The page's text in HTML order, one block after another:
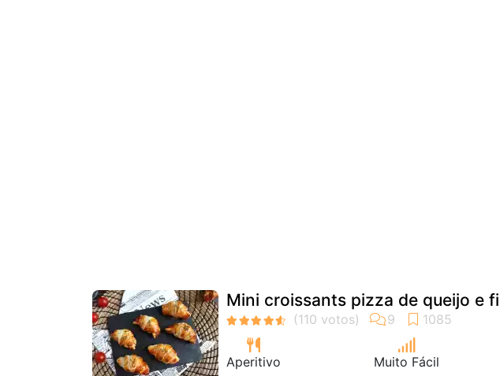
Mini croissants pizza de queijo e
Aperitivo Muito Fácil